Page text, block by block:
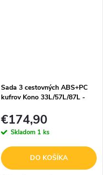
Sada 3 cestovných ABS+PC
kufrov Kono 33L/57L/87L -
€174,90
Skladom 1 ks
DO KOŠÍKA